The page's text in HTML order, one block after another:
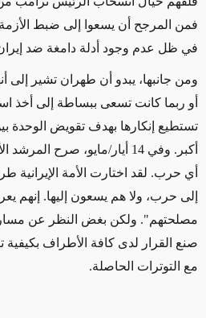
فمن المرجح أن يسعوا إلى ضبط
في ظل عدم وجود أدلة دامغة ضد
ومن جانبها، يبدو أن طهران تشير إلى
أو ربما كانت تسعى ببساطة إلى أخذ
تستطيع إنكارها بهدف تقويض الوحدة
أكبر. وفي 14 أيار/مايو، صرح
أي حرب. لقد اختارت الأمة الإيرانية
إلى حرب، ولا هم يسعون إليها. إنهم
مصلحتهم". ولكن بغض النظر عن مسار
صنع القرار لدى كافة الأطراف بكيفية
مع التوترات الحاصلة.